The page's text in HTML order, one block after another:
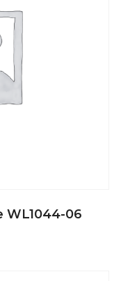
WL1044-06